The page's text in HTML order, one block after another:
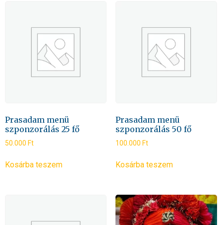
Prasadam menü
szponzorálás 25 fő
50.000 Ft
Kosárba teszem
Prasadam menü
szponzorálás 50 fő
100.000 Ft
Kosárba teszem